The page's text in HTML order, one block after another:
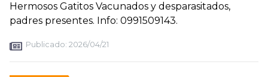
Hermosos Gatitos Vacunados y desparasitados,
padres presentes. Info: 0991509143.
Publicado: 2026/04/21